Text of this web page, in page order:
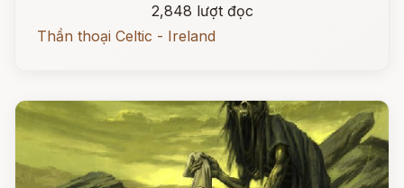
2,848 lượt đọc
Thần thoại Celtic - Ireland